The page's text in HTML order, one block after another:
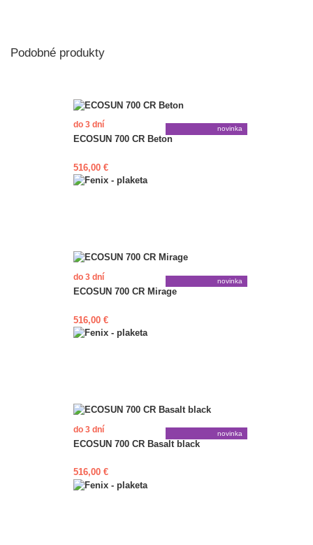
Podobné produkty
do 3 dní
ECOSUN 700 CR Beton
516,00 €
novinka
do 3 dní
ECOSUN 700 CR Mirage
516,00 €
novinka
do 3 dní
ECOSUN 700 CR Basalt black
516,00 €
novinka